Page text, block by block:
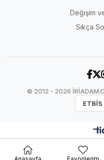
Değişim
Sıkça
© 2012 - 2026